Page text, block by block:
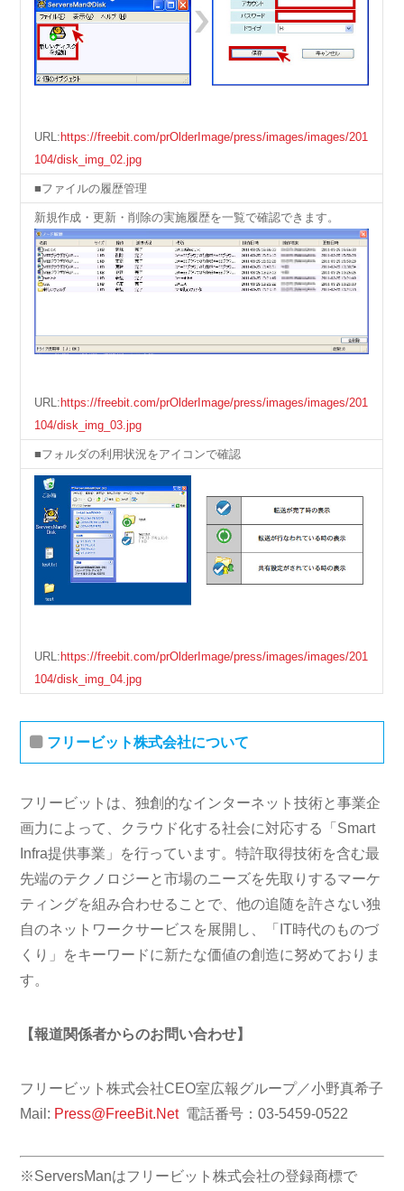
URL:https://freebit.com/prOlderImage/press/images/images/201
104/disk_img_02.jpg
■ファイルの履歴管理
新規作成・更新・削除の実施履歴を一覧で確認できます。
URL:https://freebit.com/prOlderImage/press/images/images/201
104/disk_img_03.jpg
■フォルダの利用状況をアイコンで確認
URL:https://freebit.com/prOlderImage/press/images/images/201
104/disk_img_04.jpg
フリービット株式会社について
フリービットは、独創的なインターネット技術と事業企
画力によって、クラウド化する社会に対応する「Smart
Infra提供事業」を行っています。特許取得技術を含む最
先端のテクノロジーと市場のニーズを先取りするマーケ
ティングを組み合わせることで、他の追随を許さない独
自のネットワークサービスを展開し、「IT時代のものづ
くり」をキーワードに新たな価値の創造に努めておりま
す。
【報道関係者からのお問い合わせ】
フリービット株式会社CEO室広報グループ／小野真希子
Mail: Press@FreeBit.Net電話番号：03-5459-0522
※ServersManはフリービット株式会社の登録商標で